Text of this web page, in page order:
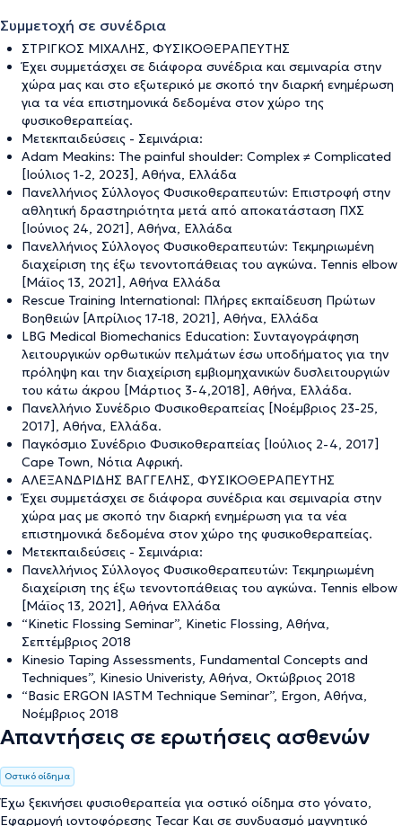
Συμμετοχή σε συνέδρια
ΣΤΡΙΓΚΟΣ ΜΙΧΑΛΗΣ, ΦΥΣΙΚΟΘΕΡΑΠΕΥΤΗΣ
Έχει συμμετάσχει σε διάφορα συνέδρια και σεμιναρία στην
χώρα μας και στο εξωτερικό με σκοπό την διαρκή ενημέρωση
για τα νέα επιστημονικά δεδομένα στον χώρο της
φυσικοθεραπείας.
Μετεκπαιδεύσεις - Σεμινάρια:
Adam Meakins: The painful shoulder: Complex ≠ Complicated
[Ιούλιος 1-2, 2023], Αθήνα, Ελλάδα
Πανελλήνιος Σύλλογος Φυσικοθεραπευτών: Επιστροφή στην
αθλητική δραστηριότητα μετά από αποκατάσταση ΠΧΣ
[Ιούνιος 24, 2021], Αθήνα, Ελλάδα
Πανελλήνιος Σύλλογος Φυσικοθεραπευτών: Τεκμηριωμένη
διαχείριση της έξω τενοντοπάθειας του αγκώνα. Tennis elbow
[Μάϊος 13, 2021], Αθήνα Ελλάδα
Rescue Training International: Πλήρες εκπαίδευση Πρώτων
Βοηθειών [Απρίλιος 17-18, 2021], Αθήνα, Ελλάδα
LBG Medical Biomechanics Education: Συνταγογράφηση
λειτουργικών ορθωτικών πελμάτων έσω υποδήματος για την
πρόληψη και την διαχείριση εμβιομηχανικών δυσλειτουργιών
του κάτω άκρου [Μάρτιος 3-4,2018], Αθήνα, Ελλάδα.
Πανελλήνιο Συνέδριο Φυσικοθεραπείας [Νοέμβριος 23-25,
2017], Αθήνα, Ελλάδα.
Παγκόσμιο Συνέδριο Φυσικοθεραπείας [Ιούλιος 2-4, 2017]
Cape Town, Νότια Αφρική.
ΑΛΕΞΑΝΔΡΙΔΗΣ ΒΑΓΓΕΛΗΣ, ΦΥΣΙΚΟΘΕΡΑΠΕΥΤΗΣ
Έχει συμμετάσχει σε διάφορα συνέδρια και σεμιναρία στην
χώρα μας με σκοπό την διαρκή ενημέρωση για τα νέα
επιστημονικά δεδομένα στον χώρο της φυσικοθεραπείας.
Μετεκπαιδεύσεις - Σεμινάρια:
Πανελλήνιος Σύλλογος Φυσικοθεραπευτών: Τεκμηριωμένη
διαχείριση της έξω τενοντοπάθειας του αγκώνα. Tennis elbow
[Μάϊος 13, 2021], Αθήνα Ελλάδα
“Kinetic Flossing Seminar”, Kinetic Flossing, Αθήνα,
Σεπτέμβριος 2018
Kinesio Taping Assessments, Fundamental Concepts and
Techniques”, Kinesio Univeristy, Αθήνα, Οκτώβριος 2018
“Basic ERGON IASTM Technique Seminar”, Ergon, Αθήνα,
Νοέμβριος 2018
Απαντήσεις σε ερωτήσεις ασθενών
Oστικό οίδημα
Έχω ξεκινήσει φυσιοθεραπεία για οστικό οίδημα στο γόνατο,
Εφαρμογή ιοντοφόρεσης Tecar Και σε συνδυασμό μαγνητικό